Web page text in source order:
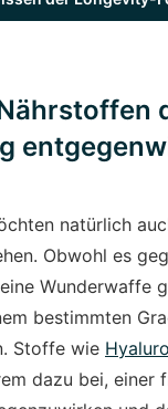
natürlich
Obwohl es
Wunderwaffe
bestimmten
Stoffe wie
dazu bei, einer